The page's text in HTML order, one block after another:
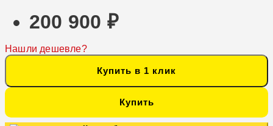
200 900 ₽
Нашли дешевле?
Купить в 1 клик
Купить